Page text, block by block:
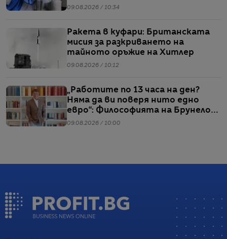
09.08.2026 / 10:34
Ракета в куфари: Британската
мисия за разкриването на
тайното оръжие на Хитлер
09.08.2026 / 10:12
„Работите по 13 часа на ден?
Няма да ви поверя нито едно
евро“: Философията на Брунело
Кучинели за бизнеса и живота
09.08.2026 / 10:00